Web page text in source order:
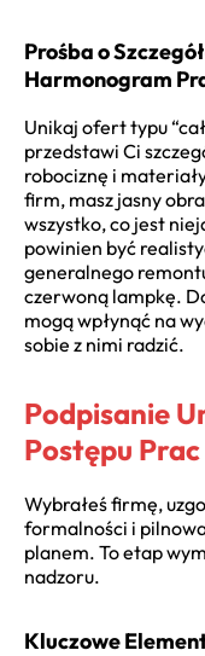
Prośba o
Harmonogram
Unikaj ofert typu
przedstawi Ci
robociznę i
firm, masz jasny
wszystko, co jest
powinien być
generalnego
czerwoną lampkę.
mogą wpłynąć na
sobie z nimi radzić.
Podpisanie
Postępu
Wybrałeś firmę,
formalności i
planem. To etap
nadzoru.
Kluczowe